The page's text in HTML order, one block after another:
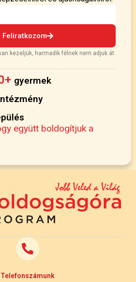
Feliratkozom
kezeljük, harmadik félnek nem adjuk át
gyermek
együtt boldogítjuk a
Telefonszámunk